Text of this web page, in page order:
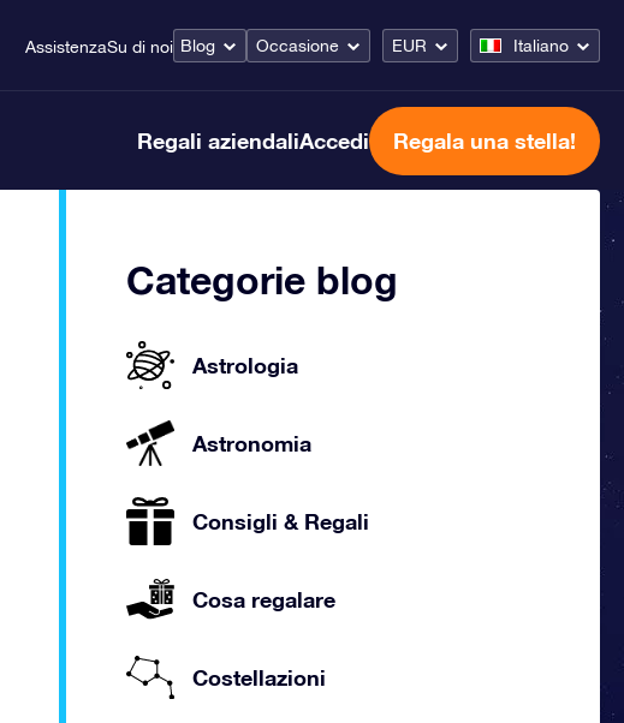
AssistenzaSu di noi Blog Occasione EUR Italiano
Regali aziendaliAccedi Regala una stella!
Categorie blog
Astrologia
Astronomia
Consigli & Regali
Cosa regalare
Costellazioni